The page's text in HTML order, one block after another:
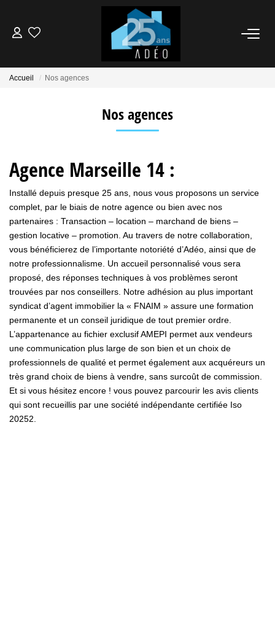
VENDEUR
LOCATIONS
NOS AGENCES
ÉTUDE FINANCIÈRE
BIENS VENDUS
LIVRE D'OR
Accueil Nos agences
Nos agences
Agence Marseille 14 :
Installé depuis presque 25 ans, nous vous proposons un service
complet, par le biais de notre agence ou bien avec nos
partenaires : Transaction – location – marchand de biens –
gestion locative – promotion. Au travers de notre collaboration,
vous bénéficierez de l’importante notoriété d’Adéo, ainsi que de
notre professionnalisme. Un accueil personnalisé vous sera
proposé, des réponses techniques à vos problèmes seront
trouvées par nos conseillers. Notre adhésion au plus important
syndicat d’agent immobilier la « FNAIM » assure une formation
permanente et un conseil juridique de tout premier ordre.
L’appartenance au fichier exclusif AMEPI permet aux vendeurs
une communication plus large de son bien et un choix de
professionnels de qualité et permet également aux acquéreurs un
très grand choix de biens à vendre, sans surcoût de commission.
Et si vous hésitez encore ! vous pouvez parcourir les avis clients
qui sont recueillis par une société indépendante certifiée Iso
20252.